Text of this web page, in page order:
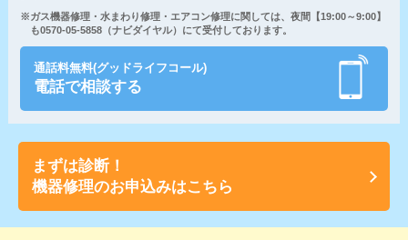
※ガス機器修理・水まわり修理・エアコン修理に関しては、夜間【19:00～9:00】
も0570-05-5858（ナビダイヤル）にて受付しております。
通話料無料(グッドライフコール)
電話で相談する
まずは診断！
機器修理のお申込みはこちら